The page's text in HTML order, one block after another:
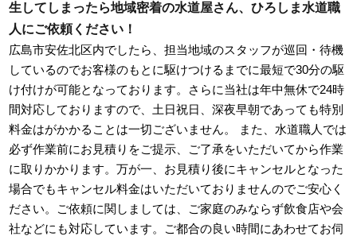
生してしまったら地域密着の水道屋さん、ひろしま水道職
人にご依頼ください！
広島市安佐北区内でしたら、担当地域のスタッフが巡回・待機
しているのでお客様のもとに駆けつけるまでに最短で30分の駆
け付けが可能となっております。さらに当社は年中無休で24時
間対応しておりますので、土日祝日、深夜早朝であっても特別
料金はがかかることは一切ございません。 また、水道職人では
必ず作業前にお見積りをご提示、ご了承をいただいてから作業
に取りかかります。万が一、お見積り後にキャンセルとなった
場合でもキャンセル料金はいただいておりませんのでご安心く
ださい。ご依頼に関しましては、ご家庭のみならず飲食店や会
社などにも対応しています。ご都合の良い時間にあわせてお伺